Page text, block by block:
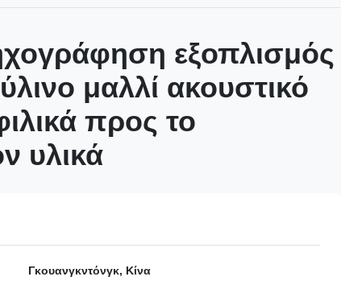
εξοπλισμός
μαλλί ακουστικό
προς το
υλικά
Γκουανγκντόνγκ, Κίνα